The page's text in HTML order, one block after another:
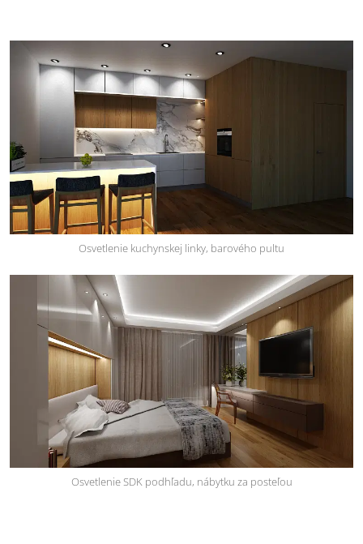
Osvetlenie kuchynskej linky, barového pultu
Osvetlenie SDK podhľadu, nábytku za posteľou